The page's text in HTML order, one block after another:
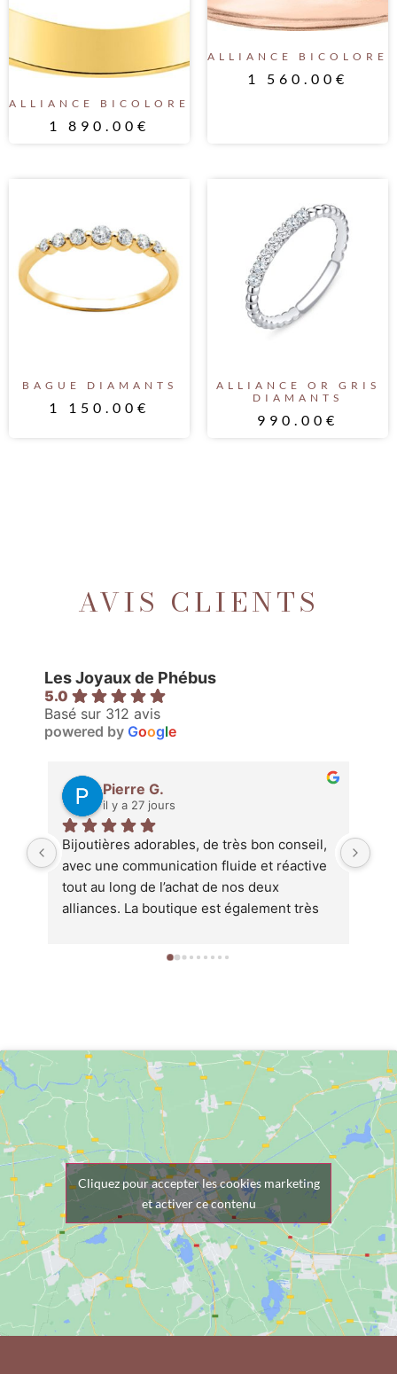
ALLIANCE BICOLORE
1 890.00 €
ALLIANCE BICOLORE
1 560.00 €
BAGUE DIAMANTS
1 150.00 €
ALLIANCE OR GRIS
DIAMANTS
990.00 €
AVIS CLIENTS
Les Joyaux de Phébus
5.0
Basé sur 312 avis
powered by Google
Pierre G.
il y a 27 jours
Bijoutières adorables, de très bon conseil,
avec une communication fluide et réactive
tout au long de l’achat de nos deux
alliances. La boutique est également très
immédiatement le regard. Une très belle
Cliquez pour accepter les cookies marketing
et activer ce contenu